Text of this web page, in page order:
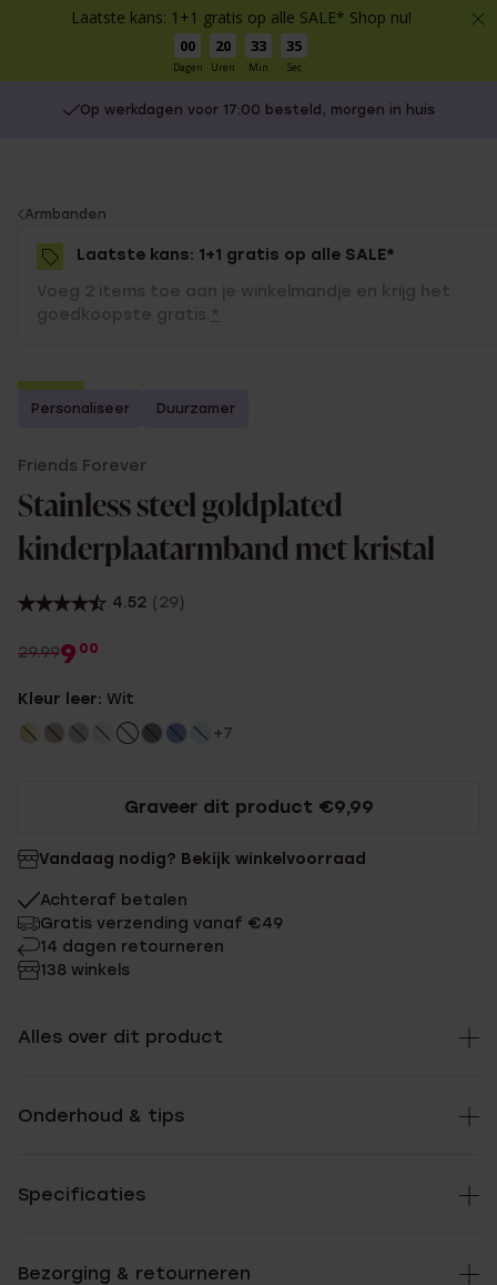
Laatste kans: 1+1 gratis op alle SALE* Shop nu!
00
Dagen
20
Uren
33
Min
35
Sec
Op werkdagen voor 17:00 besteld, morgen in huis
You
are
here:
Armbanden
Laatste kans: 1+1 gratis op alle SALE*
Voeg 2 items toe aan je winkelmandje en krijg het
goedkoopste gratis. *
-70%
Personaliseer Duurzamer
Friends Forever
Stainless steel goldplated
kinderplaatarmband met kristal
4.52 (29)
29.999 00
Kleur leer: Wit
+7
Graveer dit product €9,99
Vandaag nodig? Bekijk winkelvoorraad
Achteraf betalen
Gratis verzending vanaf €49
14 dagen retourneren
138 winkels
Alles over dit product
Onderhoud & tips
Specificaties
Bezorging & retourneren